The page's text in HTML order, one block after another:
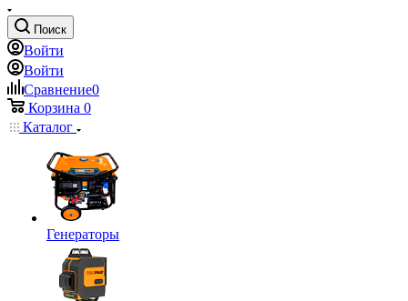
Поиск
Войти
Войти
Сравнение0
Корзина 0
Каталог
Генераторы